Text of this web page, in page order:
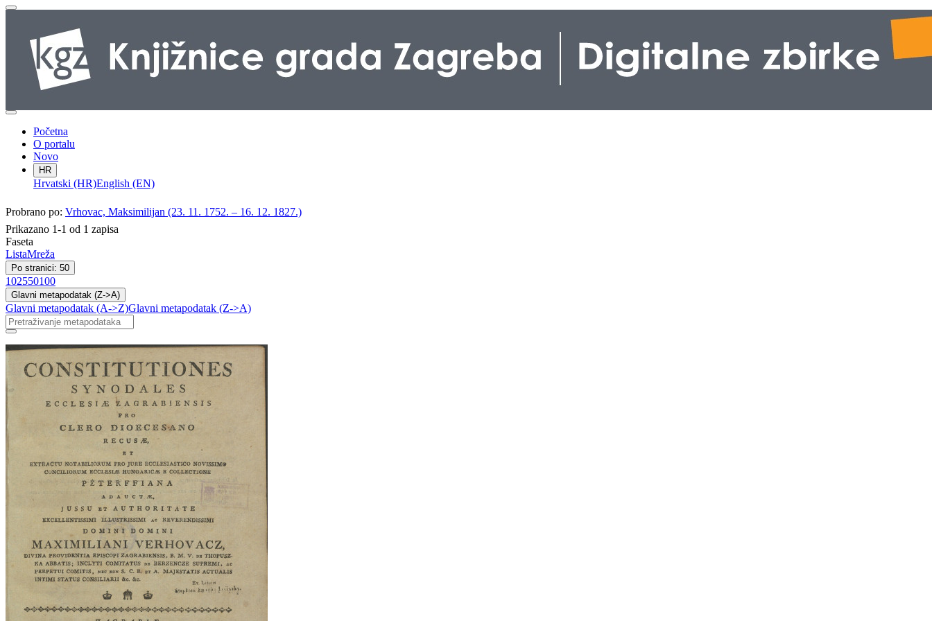
Početna
O portalu
Novo
HR
Hrvatski (HR)English (EN)
Probrano po: Vrhovac, Maksimilijan (23. 11. 1752. – 16. 12. 1827.)
Prikazano 1-1 od 1 zapisa
Faseta
ListaMreža
Po stranici: 50
102550100
Glavni metapodatak (Z->A)
Glavni metapodatak (A->Z)Glavni metapodatak (Z->A)